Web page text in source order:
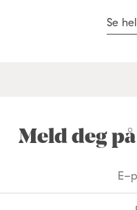
Se
Meld deg